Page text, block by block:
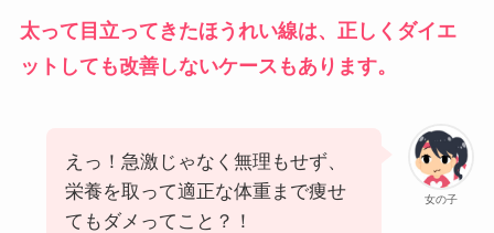
太って目立ってきたほうれい線は、正しくダイエ
ットしても改善しないケースもあります。
女の子
えっ！急激じゃなく無理もせず、
栄養を取って適正な体重まで痩せ
てもダメってこと？！